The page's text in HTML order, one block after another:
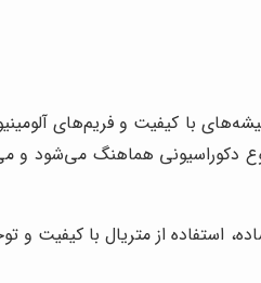
با کیفیت و فریم‌های
دکوراسیونی هماهنگ می‌شود و
از متریال با کیفیت و